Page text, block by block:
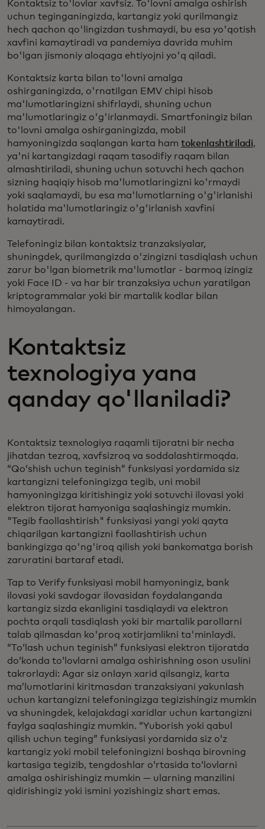
Kontaktsiz to'lovlar xavfsiz. To'lovni amalga oshirish
uchun teginganingizda, kartangiz yoki qurilmangiz
hech qachon qo'lingizdan tushmaydi, bu esa yo'qotish
xavfini kamaytiradi va pandemiya davrida muhim
bo'lgan jismoniy aloqaga ehtiyojni yo'q qiladi.
Kontaktsiz karta bilan to'lovni amalga
oshirganingizda, o'rnatilgan EMV chipi hisob
ma'lumotlaringizni shifrlaydi, shuning uchun
ma'lumotlaringiz o'g'irlanmaydi. Smartfoningiz bilan
to'lovni amalga oshirganingizda, mobil
hamyoningizda saqlangan karta ham tokenlashtiriladi,
ya'ni kartangizdagi raqam tasodifiy raqam bilan
almashtiriladi, shuning uchun sotuvchi hech qachon
sizning haqiqiy hisob ma'lumotlaringizni ko'rmaydi
yoki saqlamaydi, bu esa ma'lumotlarning o'g'irlanishi
holatida ma'lumotlaringiz o'g'irlanish xavfini
kamaytiradi.
Telefoningiz bilan kontaktsiz tranzaksiyalar,
shuningdek, qurilmangizda o'zingizni tasdiqlash uchun
zarur bo'lgan biometrik ma'lumotlar - barmoq izingiz
yoki Face ID - va har bir tranzaksiya uchun yaratilgan
kriptogrammalar yoki bir martalik kodlar bilan
himoyalangan.
Kontaktsiz
texnologiya yana
qanday qo'llaniladi?
Kontaktsiz texnologiya raqamli tijoratni bir necha
jihatdan tezroq, xavfsizroq va soddalashtirmoqda.
“Qo‘shish uchun teginish” funksiyasi yordamida siz
kartangizni telefoningizga tegib, uni mobil
hamyoningizga kiritishingiz yoki sotuvchi ilovasi yoki
elektron tijorat hamyoniga saqlashingiz mumkin.
"Tegib faollashtirish" funksiyasi yangi yoki qayta
chiqarilgan kartangizni faollashtirish uchun
bankingizga qo'ng'iroq qilish yoki bankomatga borish
zaruratini bartaraf etadi.
Tap to Verify funksiyasi mobil hamyoningiz, bank
ilovasi yoki savdogar ilovasidan foydalanganda
kartangiz sizda ekanligini tasdiqlaydi va elektron
pochta orqali tasdiqlash yoki bir martalik parollarni
talab qilmasdan ko'proq xotirjamlikni ta'minlaydi.
“To‘lash uchun teginish” funksiyasi elektron tijoratda
do‘konda to‘lovlarni amalga oshirishning oson usulini
takrorlaydi: Agar siz onlayn xarid qilsangiz, karta
ma’lumotlarini kiritmasdan tranzaksiyani yakunlash
uchun kartangizni telefoningizga tegizishingiz mumkin
va shuningdek, kelajakdagi xaridlar uchun kartangizni
faylga saqlashingiz mumkin. “Yuborish yoki qabul
qilish uchun teging” funksiyasi yordamida siz oʻz
kartangiz yoki mobil telefoningizni boshqa birovning
kartasiga tegizib, tengdoshlar oʻrtasida toʻlovlarni
amalga oshirishingiz mumkin — ularning manzilini
qidirishingiz yoki ismini yozishingiz shart emas.